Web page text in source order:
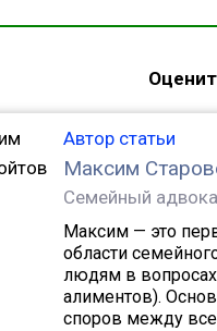
Автор статьи
Максим
Семейный
Максим — это
области
людям в вопросах
алиментов).
споров между